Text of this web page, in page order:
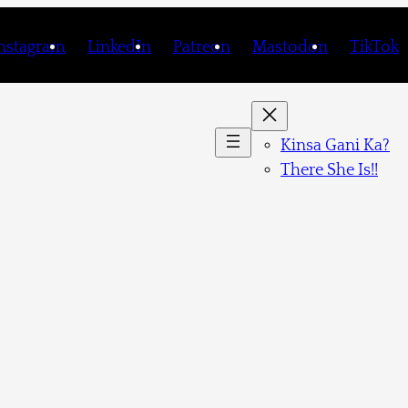
LinkedIn Patreon Mastodon TikTok
Kinsa Gani Ka?
There She Is!!